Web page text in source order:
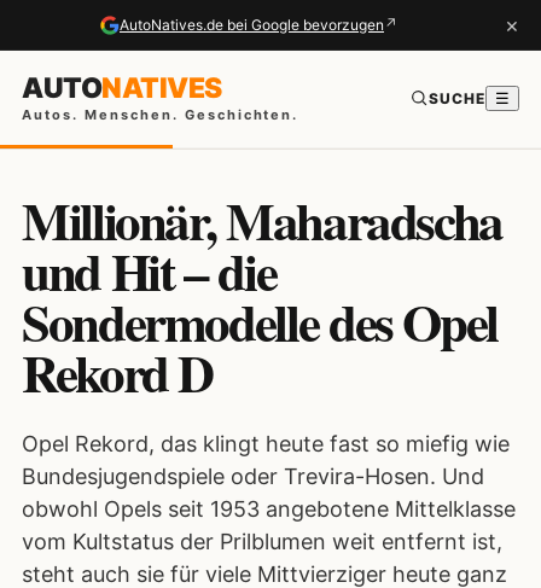
AutoNatives.de bei Google bevorzugen ↗ ×
AUTONATIVES
Autos. Menschen. Geschichten.
SUCHE ☰
Millionär, Maharadscha
und Hit – die
Sondermodelle des Opel
Rekord D
Opel Rekord, das klingt heute fast so miefig wie
Bundesjugendspiele oder Trevira-Hosen. Und
obwohl Opels seit 1953 angebotene Mittelklasse
vom Kultstatus der Prilblumen weit entfernt ist,
steht auch sie für viele Mittvierziger heute ganz